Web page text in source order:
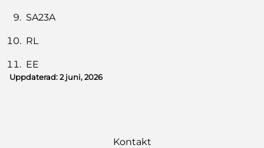
SA23A
RL
EE
Uppdaterad:2 juni, 2026
Kontakt